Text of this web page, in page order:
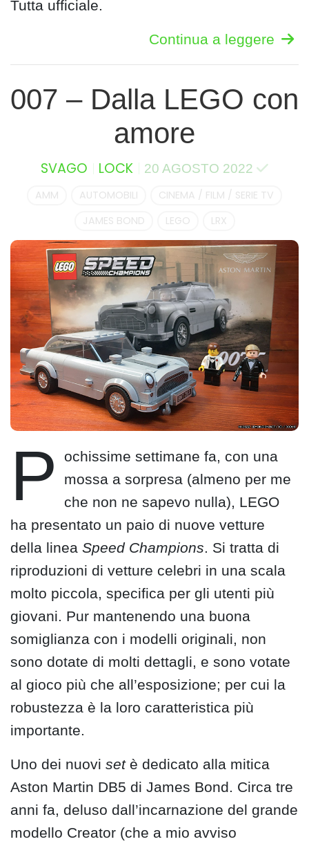
Tutta ufficiale.
Continua a leggere
007 – Dalla LEGO con
amore
SVAGO LOCK 20 AGOSTO 2022
AMM AUTOMOBILI
CINEMA / FILM / SERIE TV
JAMES BOND
LEGO LRX
P
ochissime settimane fa, con una
mossa a sorpresa (almeno per me
che non ne sapevo nulla), LEGO
ha presentato un paio di nuove vetture
della linea Speed Champions. Si tratta di
riproduzioni di vetture celebri in una scala
molto piccola, specifica per gli utenti più
giovani. Pur mantenendo una buona
somiglianza con i modelli originali, non
sono dotate di molti dettagli, e sono votate
al gioco più che all’esposizione; per cui la
robustezza è la loro caratteristica più
importante.
Uno dei nuovi setè dedicato alla mitica
Aston Martin DB5 di James Bond. Circa tre
anni fa, deluso dall’incarnazione del grande
modello Creator (che a mio avviso